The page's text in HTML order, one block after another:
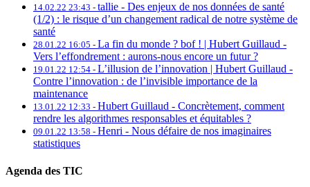
14.02.22 23:43 - tallie - Des enjeux de nos données de santé
(1/2) : le risque d’un changement radical de notre système de
santé
28.01.22 16:05 - La fin du monde ? bof ! | Hubert Guillaud -
Vers l’effondrement : aurons-nous encore un futur ?
19.01.22 12:54 - L’illusion de l’innovation | Hubert Guillaud -
Contre l’innovation : de l’invisible importance de la
maintenance
13.01.22 12:33 - Hubert Guillaud - Concrètement, comment
rendre les algorithmes responsables et équitables ?
09.01.22 13:58 - Henri - Nous défaire de nos imaginaires
statistiques
Agenda des TIC